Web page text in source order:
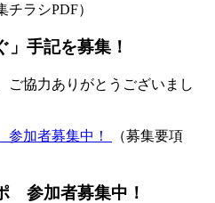
チラシPDF）
」手記を募集！
ご協力ありがとうございまし
（募集要項
参加者募集中！